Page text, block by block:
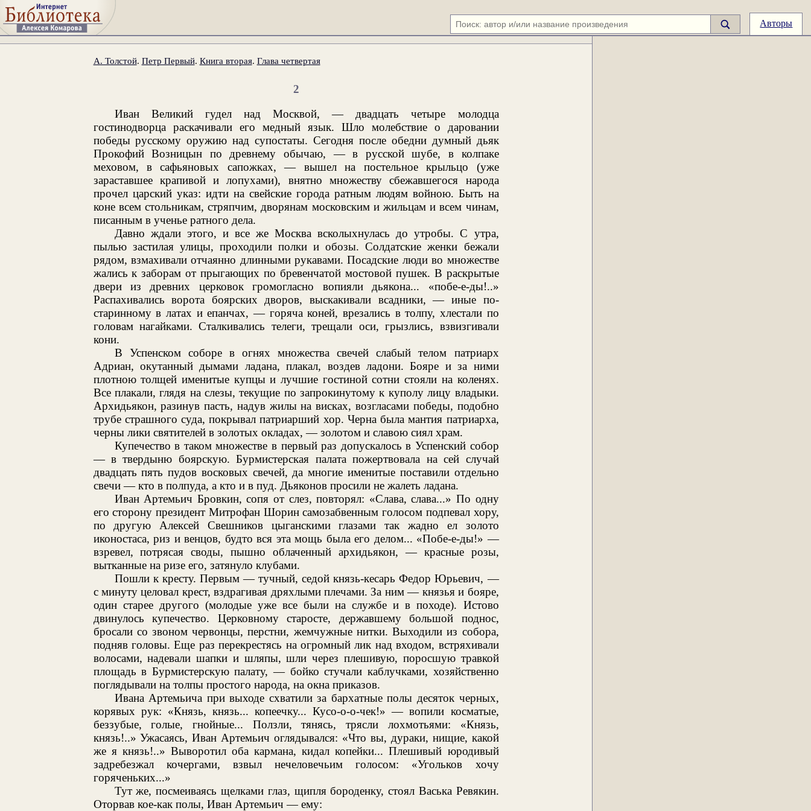
Авторы
А. Толстой. Петр Первый. Книга вторая. Глава четвертая
2
Иван Великий гудел над Москвой, — двадцать четыре молодца
гостинодворца раскачивали его медный язык. Шло молебствие о даровании
победы русскому оружию над супостаты. Сегодня после обедни думный дьяк
Прокофий Возницын по древнему обычаю, — в русской шубе, в колпаке
меховом, в сафьяновых сапожках, — вышел на постельное крыльцо (уже
зараставшее крапивой и лопухами), внятно множеству сбежавшегося народа
прочел царский указ: идти на свейские города ратным людям войною. Быть на
коне всем стольникам, стряпчим, дворянам московским и жильцам и всем чинам,
писанным в ученье ратного дела.
Давно ждали этого, и все же Москва всколыхнулась до утробы. С утра,
пылью застилая улицы, проходили полки и обозы. Солдатские женки бежали
рядом, взмахивали отчаянно длинными рукавами. Посадские люди во множестве
жались к заборам от прыгающих по бревенчатой мостовой пушек. В раскрытые
двери из древних церковок громогласно вопияли дьякона... «побе-е-ды!..»
Распахивались ворота боярских дворов, выскакивали всадники, — иные по-
старинному в латах и епанчах, — горяча коней, врезались в толпу, хлестали по
головам нагайками. Сталкивались телеги, трещали оси, грызлись, взвизгивали
кони.
В Успенском соборе в огнях множества свечей слабый телом патриарх
Адриан, окутанный дымами ладана, плакал, воздев ладони. Бояре и за ними
плотною толщей именитые купцы и лучшие гостиной сотни стояли на коленях.
Все плакали, глядя на слезы, текущие по запрокинутому к куполу лицу владыки.
Архидьякон, разинув пасть, надув жилы на висках, возгласами победы, подобно
трубе страшного суда, покрывал патриарший хор. Черна была мантия патриарха,
черны лики святителей в золотых окладах, — золотом и славою сиял храм.
Купечество в таком множестве в первый раз допускалось в Успенский собор
— в твердыню боярскую. Бурмистерская палата пожертвовала на сей случай
двадцать пять пудов восковых свечей, да многие именитые поставили отдельно
свечи — кто в полпуда, а кто и в пуд. Дьяконов просили не жалеть ладана.
Иван Артемьич Бровкин, сопя от слез, повторял: «Слава, слава...» По одну
его сторону президент Митрофан Шорин самозабвенным голосом подпевал хору,
по другую Алексей Свешников цыганскими глазами так жадно ел золото
иконостаса, риз и венцов, будто вся эта мощь была его делом... «Побе-е-ды!» —
взревел, потрясая своды, пышно облаченный архидьякон, — красные розы,
вытканные на ризе его, затянуло клубами.
Пошли к кресту. Первым — тучный, седой князь-кесарь Федор Юрьевич, —
с минуту целовал крест, вздрагивая дряхлыми плечами. За ним — князья и бояре,
один старее другого (молодые уже все были на службе и в походе). Истово
двинулось купечество. Церковному старосте, державшему большой поднос,
бросали со звоном червонцы, перстни, жемчужные нитки. Выходили из собора,
подняв головы. Еще раз перекрестясь на огромный лик над входом, встряхивали
волосами, надевали шапки и шляпы, шли через плешивую, поросшую травкой
площадь в Бурмистерскую палату, — бойко стучали каблучками, хозяйственно
поглядывали на толпы простого народа, на окна приказов.
Ивана Артемьича при выходе схватили за бархатные полы десяток черных,
корявых рук: «Князь, князь... копеечку... Кусо-о-о-чек!» — вопили косматые,
беззубые, голые, гнойные... Ползли, тянясь, трясли лохмотьями: «Князь,
князь!..» Ужасаясь, Иван Артемьич оглядывался: «Что вы, дураки, нищие, какой
же я князь!..» Выворотил оба кармана, кидал копейки... Плешивый юродивый
задребезжал кочергами, взвыл нечеловечьим голосом: «Угольков хочу
горяченьких...»
Тут же, посмеиваясь щелками глаз, щипля бороденку, стоял Васька Ревякин.
Оторвав кое-как полы, Иван Артемьич — ему: